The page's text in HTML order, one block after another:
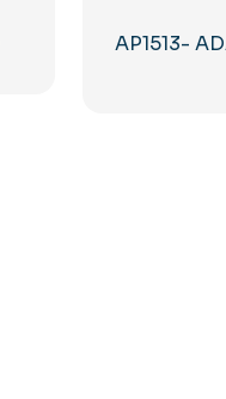
AP1513-